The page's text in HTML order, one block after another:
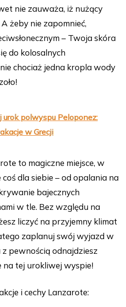
nie zauważa, iż nużący
żeby nie zapomnieć,
– Twoja skóra
do kolosalnych
chociaż jedna kropla wody
urok polwyspu Peloponez:
w Grecji
to magiczne miejsce, w
dla siebie – od opalania na
bajecznych
w tle. Bez względu na
liczyć na przyjemny klimat
zaplanuj swój wyjazd w
pewnością odnajdziesz
na tej urokliwej wyspie!
i cechy Lanzarote: